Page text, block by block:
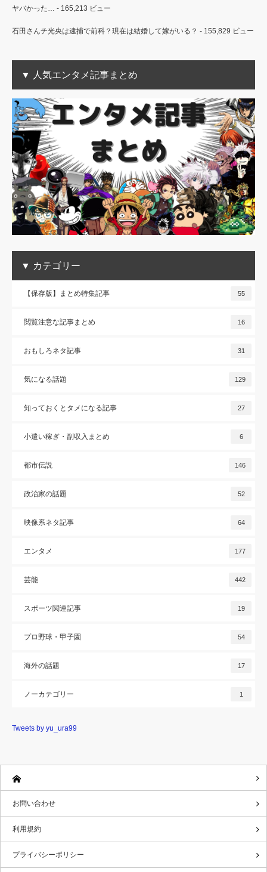
ヤバかった… - 165,213 ビュー
石田さんチ光央は逮捕で前科？現在は結婚して嫁がいる？ - 155,829 ビュー
▼ 人気エンタメ記事まとめ
▼ カテゴリー
【保存版】まとめ特集記事 55
閲覧注意な記事まとめ 16
おもしろネタ記事 31
気になる話題 129
知っておくとタメになる記事 27
小遣い稼ぎ・副収入まとめ 6
都市伝説 146
政治家の話題 52
映像系ネタ記事 64
エンタメ 177
芸能 442
スポーツ関連記事 19
プロ野球・甲子園 54
海外の話題 17
ノーカテゴリー 1
Tweets by yu_ura99
お問い合わせ
利用規約
プライバシーポリシー